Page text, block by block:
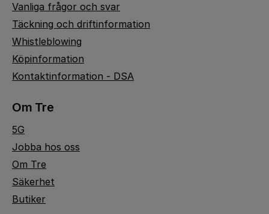
Vanliga frågor och svar
Täckning och driftinformation
Whistleblowing
Köpinformation
Kontaktinformation - DSA
Om Tre
5G
Jobba hos oss
Om Tre
Säkerhet
Butiker